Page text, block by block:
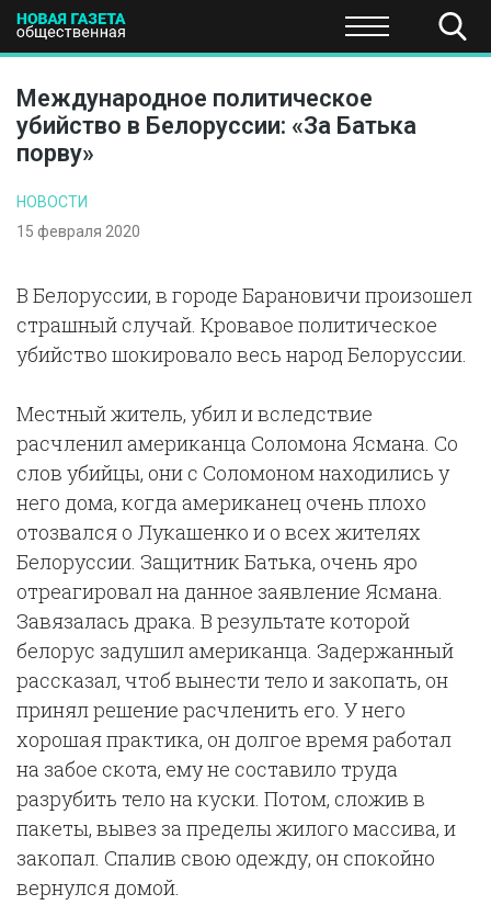
ПОЛИТИКА ЭКОНОМИКА НАУКА И
Международное политическое
убийство в Белоруссии: «За Батька
порву»
НОВОСТИ
15 февраля 2020
В Белоруссии, в городе Барановичи произошел
страшный случай. Кровавое политическое
убийство шокировало весь народ Белоруссии.
Местный житель, убил и вследствие
расчленил американца Соломона Ясмана. Со
слов убийцы, они с Соломоном находились у
него дома, когда американец очень плохо
отозвался о Лукашенко и о всех жителях
Белоруссии. Защитник Батька, очень яро
отреагировал на данное заявление Ясмана.
Завязалась драка. В результате которой
белорус задушил американца. Задержанный
рассказал, чтоб вынести тело и закопать, он
принял решение расчленить его. У него
хорошая практика, он долгое время работал
на забое скота, ему не составило труда
разрубить тело на куски. Потом, сложив в
пакеты, вывез за пределы жилого массива, и
закопал. Спалив свою одежду, он спокойно
вернулся домой.